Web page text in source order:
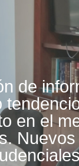
de
en el